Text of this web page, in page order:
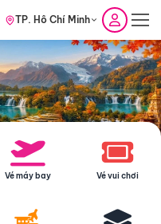
TP. Hồ Chí Minh
Vé máy bay Vé vui chơi